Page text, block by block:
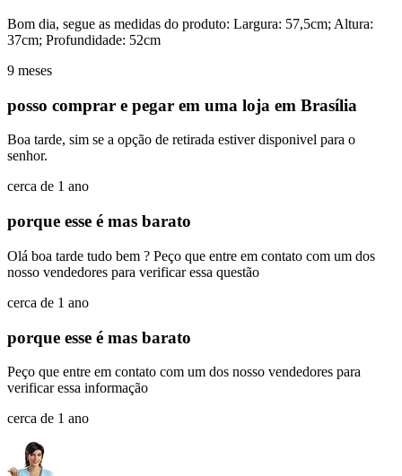
Bom dia, segue as medidas do produto: Largura: 57,5cm; Altura:
37cm; Profundidade: 52cm
9 meses
posso comprar e pegar em uma loja em Brasília
Boa tarde, sim se a opção de retirada estiver disponivel para o
senhor.
cerca de 1 ano
porque esse é mas barato
Olá boa tarde tudo bem ? Peço que entre em contato com um dos
nosso vendedores para verificar essa questão
cerca de 1 ano
porque esse é mas barato
Peço que entre em contato com um dos nosso vendedores para
verificar essa informação
cerca de 1 ano